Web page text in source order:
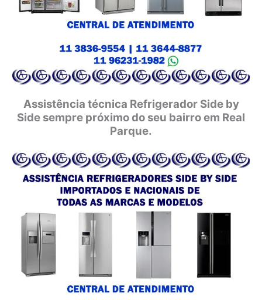
Assistência técnica Refrigerador Side by
Side sempre próximo do seu bairro em Real
Parque.